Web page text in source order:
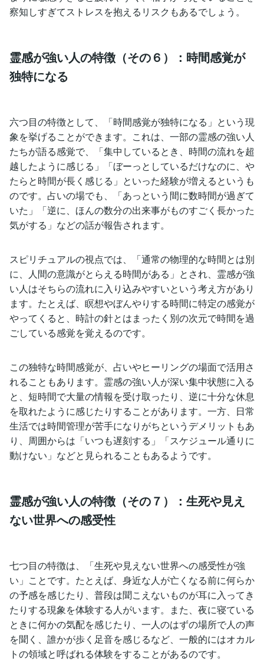
察知しすぎてストレスを抱えるリスクもあるでしょう。
霊感が強い人の特徴（その６）：時間感覚が
独特になる
六つ目の特徴として、「時間感覚が独特になる」という現
象を挙げることができます。これは、一部の霊感の強い人
たちが語る感覚で、「集中しているとき、時間の流れを超
越したように感じる」「ぼーっとしているだけなのに、や
たらと時間が長く感じる」といった経験が増えるというも
のです。占いの場でも、「あっという間に数時間が過ぎて
いた」「逆に、ほんの数分の出来事がものすごく長かった
気がする」などの話が報告されます。
スピリチュアルの視点では、「通常の物理的な時間とは別
に、人間の意識がとらえる時間がある」とされ、霊感が強
い人はそちらの流れに入り込みやすいという考え方があり
ます。たとえば、瞑想やぼんやりする時間に特定の感覚が
やってくると、時計の針とはまったく別の次元で時間を過
ごしている感覚を覚えるのです。
この独特な時間感覚が、占いやヒーリングの場面で活用さ
れることもあります。霊感の強い人が深い集中状態に入る
と、短時間で大量の情報を受け取ったり、逆に十分な休息
を取れたように感じたりすることがあります。一方、日常
生活では時間管理が苦手になりがちというデメリットもあ
り、周囲からは「いつも遅刻する」「スケジュール通りに
動けない」などと見られることもあるようです。
霊感が強い人の特徴（その７）：生死や見え
ない世界への感受性
七つ目の特徴は、「生死や見えない世界への感受性が強
い」ことです。たとえば、身近な人が亡くなる前に何らか
の予感を感じたり、普段は聞こえないものが耳に入ってき
たりする現象を体験する人がいます。また、夜に寝ている
ときに何かの気配を感じたり、一人のはずの場所で人の声
を聞く、誰かが歩く足音を感じるなど、一般的にはオカル
トの領域と呼ばれる体験をすることがあるのです。